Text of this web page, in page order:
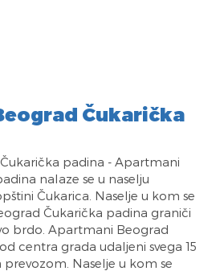
Čukarička
padina - Apartmani
nalaze se u naselju
Čukarica. Naselje u kom se
Čukarička padina graniči
brdo. Apartmani Beograd
centra grada udaljeni svega 15
Naselje u kom se